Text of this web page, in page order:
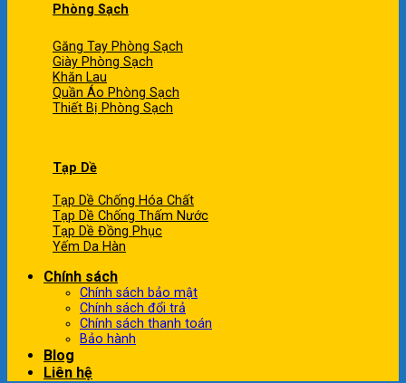
Phòng Sạch
Găng Tay Phòng Sạch
Giày Phòng Sạch
Khăn Lau
Quần Áo Phòng Sạch
Thiết Bị Phòng Sạch
Tạp Dề
Tạp Dề Chống Hóa Chất
Tạp Dề Chống Thấm Nước
Tạp Dề Đồng Phục
Yếm Da Hàn
Chính sách
Chính sách bảo mật
Chính sách đổi trả
Chính sách thanh toán
Bảo hành
Blog
Liên hệ